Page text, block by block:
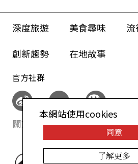
深度旅遊 美食尋味
創新趨勢
在地故事
官方社群
關於我們 網站政策
©AllAbout-
本網站使用cookies
同意
了解更多